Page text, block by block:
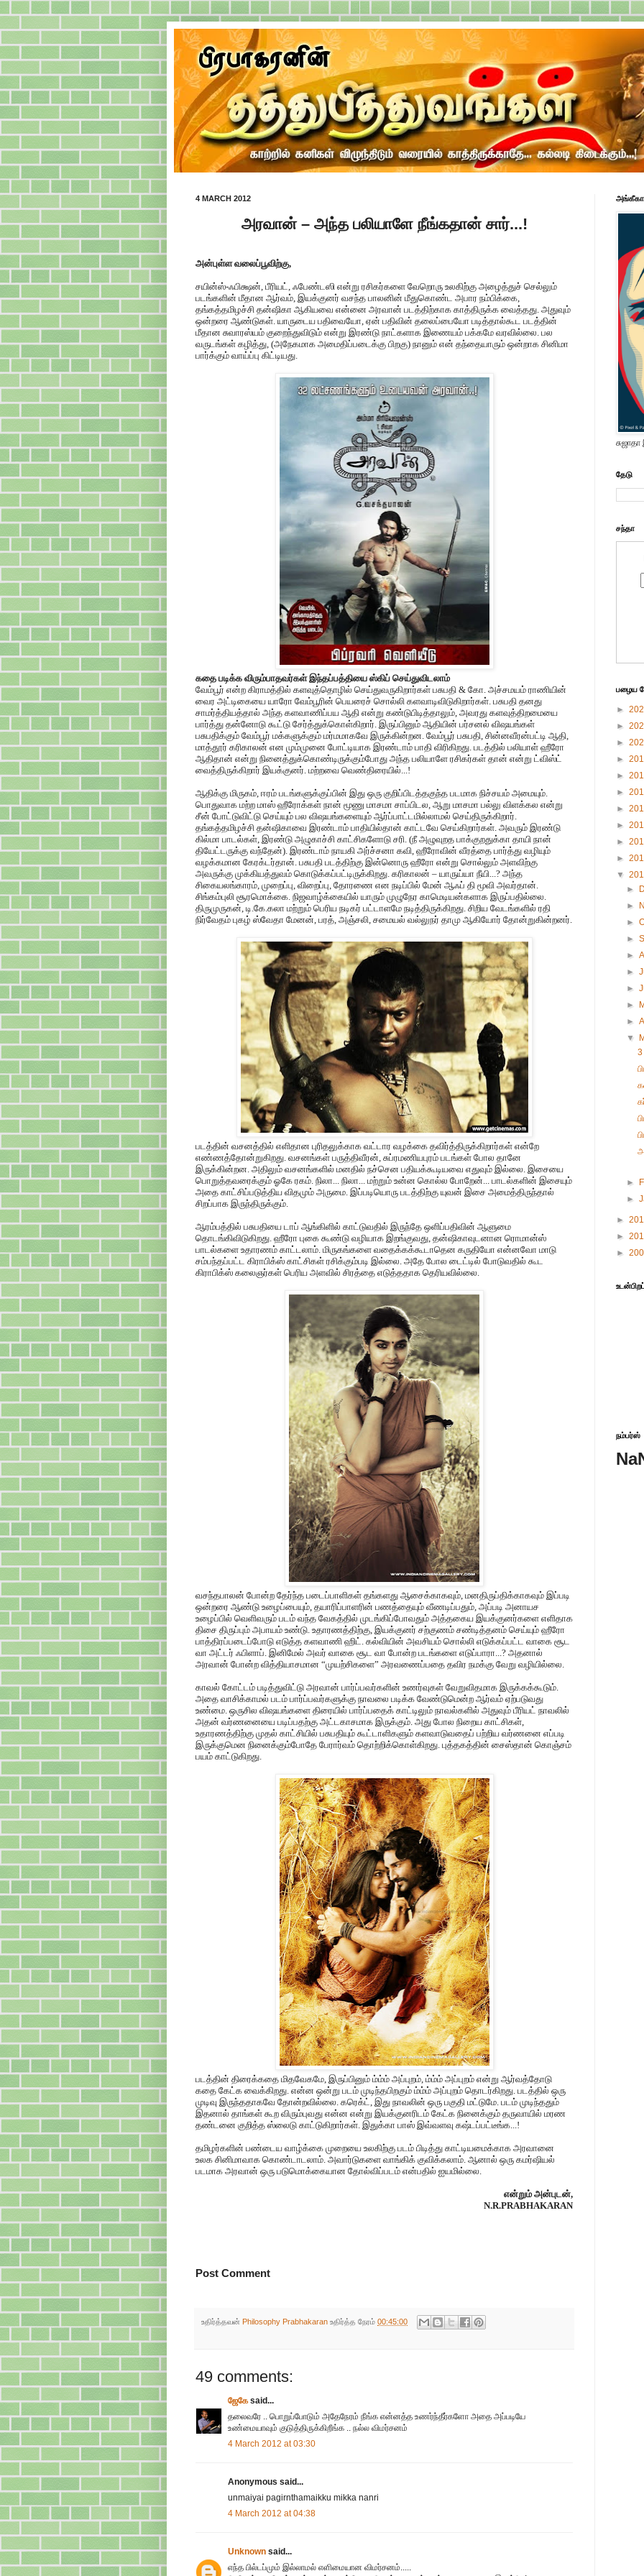
4 MARCH 2012
அரவான் – அந்த பலியாளே நீங்கதான் சார்...!
அன்புள்ள வலைப்பூவிற்கு,
சயின்ஸ்-ஃபிக்ஷன், பீரியட், ஃபேண்டஸி என்று ரசிகர்களை வேறொரு உலகிற்கு அழைத்துச் செல்லும்
படங்களின் மீதான ஆர்வம், இயக்குனர் வசந்த பாலனின் மீதுகொண்ட அபார நம்பிக்கை,
தங்கத்தமிழச்சி தன்ஷிகா ஆகியவை என்னை அரவான் படத்திற்காக காத்திருக்க வைத்தது. அதுவும்
ஒன்றரை ஆண்டுகள். யாருடைய பதிவையோ, ஏன் பதிவின் தலைப்பையோ படித்தால்கூட படத்தின்
மீதான சுவாரஸ்யம் குறைந்துவிடும் என்று இரண்டு நாட்களாக இணையம் பக்கமே வரவில்லை. பல
வருடங்கள் கழித்து, (அநேகமாக அமைதிப்படைக்கு பிறகு) நானும் என் தந்தையாரும் ஒன்றாக சினிமா
பார்க்கும் வாய்ப்பு கிட்டியது.
கதை படிக்க விரும்பாதவர்கள் இந்தப்பத்தியை ஸ்கிப் செய்துவிடலாம்
வேம்பூர் என்ற கிராமத்தில் களவுத்தொழில் செய்துவருகிறார்கள் பசுபதி & கோ. அச்சமயம் ராணியின்
வைர அட்டிகையை யாரோ வேம்பூரின் பெயரைச் சொல்லி களவாடிவிடுகிறார்கள். பசுபதி தனது
சாமர்த்தியத்தால் அந்த களவாணிப்பய ஆதி என்று கண்டுபிடித்தாலும், அவரது களவுத்திறமையை
பார்த்து தன்னோடு கூட்டு சேர்த்துக்கொள்கிறார். இருப்பினும் ஆதியின் பர்சனல் விஷயங்கள்
பசுபதிக்கும் வேம்பூர் மக்களுக்கும் மர்மமாகவே இருக்கின்றன. வேம்பூர் பசுபதி, சின்னவீரன்பட்டி ஆதி,
மாத்தூர் கரிகாலன் என மும்முனை போட்டியாக இரண்டாம் பாதி விரிகிறது. படத்தில் பலியாள் ஹீரோ
ஆதிதான் என்று நினைத்துக்கொண்டிருக்கும்போது அந்த பலியாளே ரசிகர்கள் தான் என்று ட்விஸ்ட்
வைத்திருக்கிறார் இயக்குனர். மற்றவை வெண்திரையில்...!
ஆதிக்கு மிருகம், ஈரம் படங்களுக்குப்பின் இது ஒரு குறிப்பிடத்தகுந்த படமாக நிச்சயம் அமையும்.
பொதுவாக மற்ற மாஸ் ஹீரோக்கள் நான் மூணு மாசமா சாப்பிடல, ஆறு மாசமா பல்லு விளக்கல என்று
சீன் போட்டுவிட்டு செய்யும் பல விஷயங்களையும் ஆர்ப்பாட்டமில்லாமல் செய்திருக்கிறார்.
தங்கத்தமிழச்சி தன்ஷிகாவை இரண்டாம் பாதியில்தான் காட்டவே செய்கிறார்கள். அவரும் இரண்டு
கில்மா பாடல்கள், இரண்டு அழுகாச்சி காட்சிகளோடு சரி. (நீ அழுவுறத பாக்குறதுக்கா தாயி நான்
தியேட்டருக்கு வந்தேன்). இரண்டாம் நாயகி அர்ச்சனா கவி, ஹீரோவின் வீரத்தை பார்த்து வழியும்
வழக்கமான கேரக்டர்தான். பசுபதி படத்திற்கு இன்னொரு ஹீரோ என்று சொல்லும் அளவிற்கு
அவருக்கு முக்கியத்துவம் கொடுக்கப்பட்டிருக்கிறது. கரிகாலன் – யாருய்யா நீயி...? அந்த
சிகையலங்காரம், முறைப்பு, விறைப்பு, தோரணை என நடிப்பில் மேன் ஆஃப் தி மூவி அவர்தான்.
சிங்கம்புலி சூரமொக்கை. நிஜவாழ்க்கையில் யாரும் முழுநேர காமெடியன்களாக இருப்பதில்லை.
திருமுருகன், டி.கே.கலா மற்றும் பெரிய நடிகர் பட்டாளமே நடித்திருக்கிறது. சிறிய வேடங்களில் ரதி
நிர்வேதம் புகழ் ஸ்வேதா மேனன், பரத், அஞ்சலி, சமையல் வல்லுநர் தாமு ஆகியோர் தோன்றுகின்றனர்.
படத்தின் வசனத்தில் எளிதான புரிதலுக்காக வட்டார வழக்கை தவிர்த்திருக்கிறார்கள் என்றே
எண்ணத்தோன்றுகிறது. வசனங்கள் பருத்திவீரன், சுப்ரமணியபுரம் படங்கள் போல தானே
இருக்கின்றன. அதிலும் வசனங்களில் மனதில் நச்சென பதியக்கூடியவை எதுவும் இல்லை. இசையை
பொறுத்தவரைக்கும் ஓகே ரகம். நிலா... நிலா... மற்றும் உன்ன கொல்ல போறேன்... பாடல்களின் இசையும்
அதை காட்சிப்படுத்திய விதமும் அருமை. இப்படியொரு படத்திற்கு யுவன் இசை அமைத்திருந்தால்
சிறப்பாக இருந்திருக்கும்.
ஆரம்பத்தில் பசுபதியை டாப் ஆங்கிளில் காட்டுவதில் இருந்தே ஒளிப்பதிவின் ஆளுமை
தொடங்கிவிடுகிறது. ஹீரோ புகை கூண்டு வழியாக இறங்குவது, தன்ஷிகாவுடனான ரொமான்ஸ்
பாடல்களை உதாரணம் காட்டலாம். மிருகங்களை வதைக்கக்கூடாதென கருதியோ என்னவோ மாடு
சம்பந்தப்பட்ட கிராபிக்ஸ் காட்சிகள் ரசிக்கும்படி இல்லை. அதே போல டைட்டில் போடுவதில் கூட
கிராபிக்ஸ் கலைஞர்கள் பெரிய அளவில் சிரத்தை எடுத்ததாக தெரியவில்லை.
வசந்தபாலன் போன்ற தேர்ந்த படைப்பாளிகள் தங்களது ஆசைக்காகவும், மனதிருப்திக்காகவும் இப்படி
ஒன்றரை ஆண்டு உழைப்பையும், தயாரிப்பாளரின் பணத்தையும் வீணடிப்பதும், அப்படி அனாயச
உழைப்பில் வெளிவரும் படம் வந்த வேகத்தில் முடங்கிப்போவதும் அத்தகைய இயக்குனர்களை எளிதாக
திசை திருப்பும் அபாயம் உண்டு. உதாரணத்திற்கு, இயக்குனர் சற்குணம் சண்டித்தனம் செய்யும் ஹீரோ
பாத்திரப்படைப்போடு எடுத்த களவாணி ஹிட். கல்வியின் அவசியம் சொல்லி எடுக்கப்பட்ட வாகை சூட
வா அட்டர் ஃபிளாப். இனிமேல் அவர் வாகை சூட வா போன்ற படங்களை எடுப்பாரா...? அதனால்
அரவான் போன்ற வித்தியாசமான “முயற்சிகளை” அரவணைப்பதை தவிர நமக்கு வேறு வழியில்லை.
காவல் கோட்டம் படித்துவிட்டு அரவான் பார்ப்பவர்களின் உணர்வுகள் வேறுவிதமாக இருக்கக்கூடும்.
அதை வாசிக்காமல் படம் பார்ப்பவர்களுக்கு நாவலை படிக்க வேண்டுமென்ற ஆர்வம் ஏற்படுவது
உண்மை. ஒருசில விஷயங்களை திரையில் பார்ப்பதைக் காட்டிலும் நாவல்களில் அதுவும் பீரியட் நாவலில்
அதன் வர்ணனையை படிப்பதற்கு அட்டகாசமாக இருக்கும். அது போல நிறைய காட்சிகள்,
உதாரணத்திற்கு முதல் காட்சியில் பசுபதியும் கூட்டாளிகளும் களவாடுவதைப் பற்றிய வர்ணனை எப்படி
இருக்குமென நினைக்கும்போதே பேரார்வம் தொற்றிக்கொள்கிறது. புத்தகத்தின் சைஸ்தான் கொஞ்சம்
பயம் காட்டுகிறது.
படத்தின் திரைக்கதை மிதவேகமே, இருப்பினும் ம்ம்ம் அப்புறம், ம்ம்ம் அப்புறம் என்று ஆர்வத்தோடு
கதை கேட்க வைக்கிறது. என்ன ஒன்று படம் முடிந்தபிறகும் ம்ம்ம் அப்புறம் தொடர்கிறது. படத்தில் ஒரு
முடிவு இருந்ததாகவே தோன்றவில்லை. கரெக்ட், இது நாவலின் ஒரு பகுதி மட்டுமே. படம் முடிந்ததும்
இதனால் தாங்கள் கூற விரும்புவது என்ன என்று இயக்குனரிடம் கேட்க நினைக்கும் தருவாயில் மரண
தண்டனை குறித்த ஸ்லைடு காட்டுகிறார்கள். இதுக்கா பாஸ் இவ்வளவு கஷ்டப்பட்டீங்க...!
தமிழர்களின் பண்டைய வாழ்க்கை முறையை உலகிற்கு படம் பிடித்து காட்டியமைக்காக அரவானை
உலக சினிமாவாக கொண்டாடலாம். அவார்டுகளை வாங்கிக் குவிக்கலாம். ஆனால் ஒரு கமர்ஷியல்
படமாக அரவான் ஒரு படுமொக்கையான தோல்விப்படம் என்பதில் ஐயமில்லை.
என்றும் அன்புடன்,
N.R.PRABHAKARAN
Post Comment
உதிர்த்தவன் Philosophy Prabhakaran உதிர்த்த நேரம் 00:45:00
49 comments:
ஜேகேsaid...
தலைவரே .. பொறுப்போடும் அதேநேரம் நீங்க என்னத்த உணர்ந்தீர்களோ அதை அப்படியே
உண்மையாவும் குடுத்திருக்கிறீங்க .. நல்ல விமர்சனம்
4 March 2012 at 03:30
Anonymous said...
unmaiyai pagirnthamaikku mikka nanri
4 March 2012 at 04:38
Unknown said...
எந்த பில்டப்மும் இல்லாமல் எளிமையான விமர்சனம்.....
தேடு
சந்தா
பழைய
►
►
►
►
►
►
►
►
►
►
▼
►
►
►
►
►
►
►
►
►
▼
3
►
►
►
►
►
நம்பர்ஸ்